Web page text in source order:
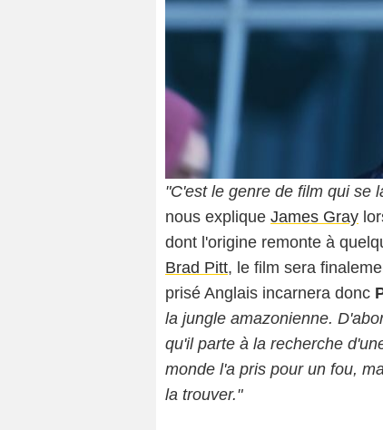
"C'est le genre de film qui se
nous explique James Gray
dont l'origine remonte à
Brad Pitt, le film sera
prisé Anglais incarnera donc
la jungle amazonienne.
qu'il parte à la recherche
monde l'a pris pour un fou,
la trouver."